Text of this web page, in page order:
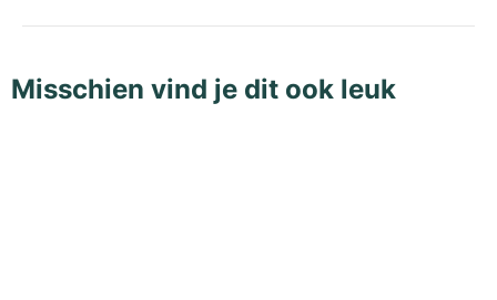
Misschien vind je dit ook leuk